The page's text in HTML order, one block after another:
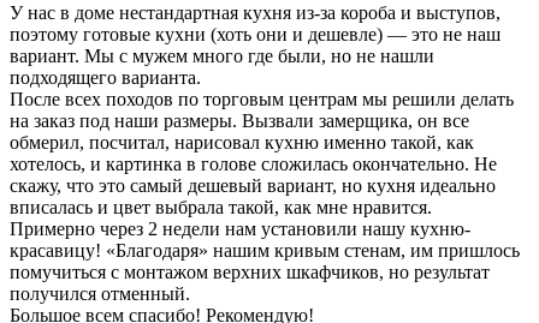
У нас в доме нестандартная кухня из-за короба и выступов,
поэтому готовые кухни (хоть они и дешевле) — это не наш
вариант. Мы с мужем много где были, но не нашли
подходящего варианта.
После всех походов по торговым центрам мы решили делать
на заказ под наши размеры. Вызвали замерщика, он все
обмерил, посчитал, нарисовал кухню именно такой, как
хотелось, и картинка в голове сложилась окончательно. Не
скажу, что это самый дешевый вариант, но кухня идеально
вписалась и цвет выбрала такой, как мне нравится.
Примерно через 2 недели нам установили нашу кухню-
красавицу! «Благодаря» нашим кривым стенам, им пришлось
помучиться с монтажом верхних шкафчиков, но результат
получился отменный.
Большое всем спасибо! Рекомендую!